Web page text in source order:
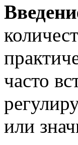
часто
или